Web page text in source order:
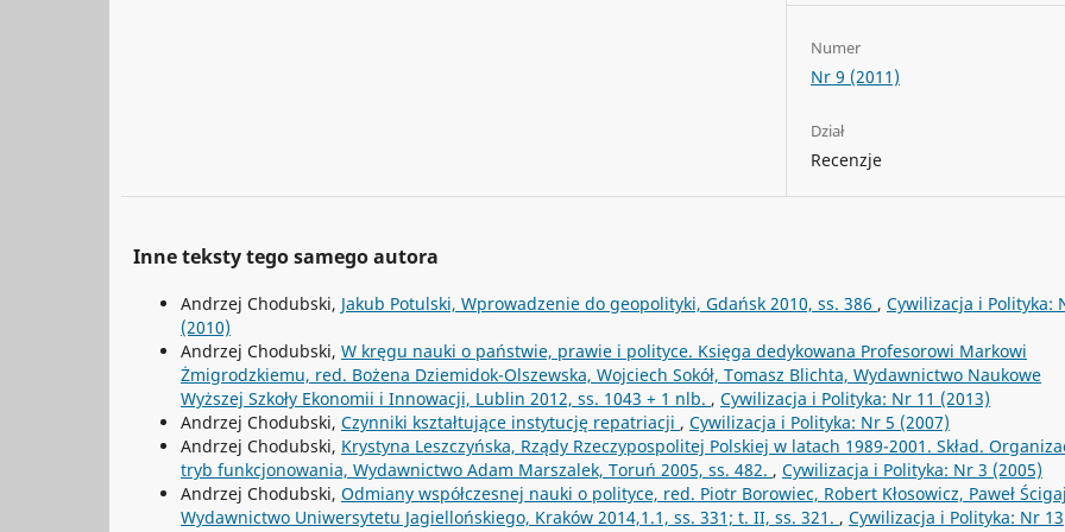
Numer
Nr 9 (2011)
Dział
Recenzje
Inne teksty tego samego autora
Andrzej Chodubski, Jakub Potulski, Wprowadzenie do geopolityki, Gdańsk 2010, ss. 386 , Cywilizacja i Polityka:
(2010)
Andrzej Chodubski, W kręgu nauki o państwie, prawie i polityce. Księga dedykowana Profesorowi Markowi
Żmigrodzkiemu, red. Bożena Dziemidok-Olszewska, Wojciech Sokół, Tomasz Blichta, Wydawnictwo Naukowe
Wyższej Szkoły Ekonomii i Innowacji, Lublin 2012, ss. 1043 + 1 nlb. , Cywilizacja i Polityka: Nr 11 (2013)
Andrzej Chodubski, Czynniki kształtujące instytucję repatriacji , Cywilizacja i Polityka: Nr 5 (2007)
Andrzej Chodubski, Krystyna Leszczyńska, Rządy Rzeczypospolitej Polskiej w latach 1989-2001. Skład.
tryb funkcjonowania, Wydawnictwo Adam Marszalek, Toruń 2005, ss. 482. , Cywilizacja i Polityka: Nr 3 (2005)
Andrzej Chodubski, Odmiany współczesnej nauki o polityce, red. Piotr Borowiec, Robert Kłosowicz, Paweł
Wydawnictwo Uniwersytetu Jagiellońskiego, Kraków 2014,1.1, ss. 331; t. II, ss. 321. , Cywilizacja i Polityka: Nr 13